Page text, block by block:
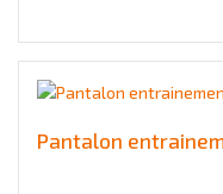
Pantalon